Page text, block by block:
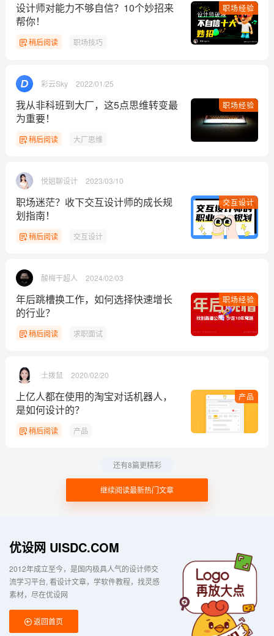
职场经验
设计师对能力不够自信？10个妙招来
帮你！
稍后阅读 职场技巧
彩云Sky 2022/01/25
职场经验
我从非科班到大厂，这5点思维转变最
为重要！
稍后阅读 大厂思维
悦姐聊设计 2023/03/10
交互设计
职场迷茫？收下交互设计师的成长规
划指南！
稍后阅读 交互设计
酸梅干超人 2024/02/03
职场经验
年后跳槽换工作，如何选择快速增长
的行业？
稍后阅读 求职面试
土拨鼠 2020/02/20
产品
上亿人都在使用的淘宝对话机器人，
是如何设计的？
稍后阅读 产品
继续阅读最新热门文章
还有8篇更精彩
优设网 UISDC.COM
2012年成立至今，是国内极具人气的设计师交
流学习平台 看设计文章，学软件教程，找灵感
素材，尽在优设网
返回首页